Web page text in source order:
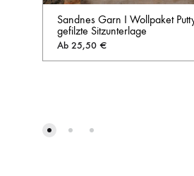
Sandnes Garn I Wollpaket
gefilzte Sitzunterlage
Ab 25,50 €